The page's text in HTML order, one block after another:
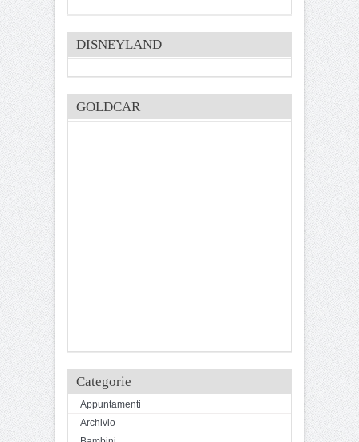
DISNEYLAND
GOLDCAR
Categorie
Appuntamenti
Archivio